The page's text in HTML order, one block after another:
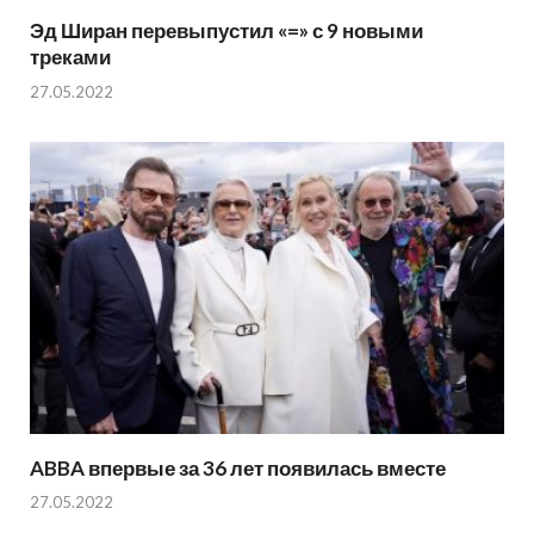
Эд Ширан перевыпустил «=» с 9 новыми
треками
27.05.2022
ABBA впервые за 36 лет появилась вместе
27.05.2022